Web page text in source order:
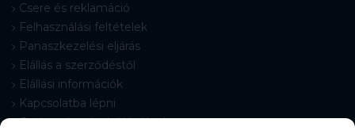
Csere és reklamáció
Felhasználási feltételek
Panaszkezelési eljárás
Elállás a szerződéstől
Elállási információk
Kapcsolatba lépni
Gyakran Ismételt Kérdések